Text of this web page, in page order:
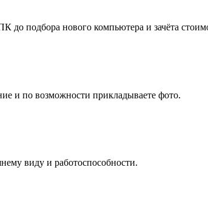
до подбора нового компьютера и зачёта
и по возможности прикладываете фото.
виду и работоспособности.